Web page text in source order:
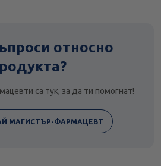
относно
са тук, за да ти помогнат!
МАГИСТЪР-ФАРМАЦЕВТ